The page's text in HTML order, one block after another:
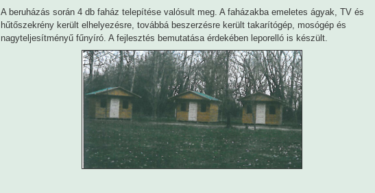
A beruházás során 4 db faház telepítése valósult meg. A faházakba emeletes ágyak, TV és
hűtőszekrény került elhelyezésre, továbbá beszerzésre került takarítógép, mosógép és
nagyteljesítményű fűnyíró. A fejlesztés bemutatása érdekében leporelló is készült.